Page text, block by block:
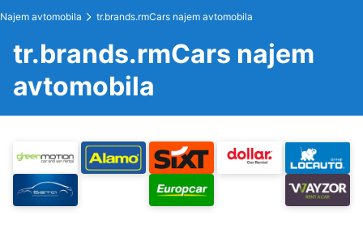
Najem avtomobila tr.brands.rmCars najem avtomobila
tr.brands.rmCars najem
avtomobila